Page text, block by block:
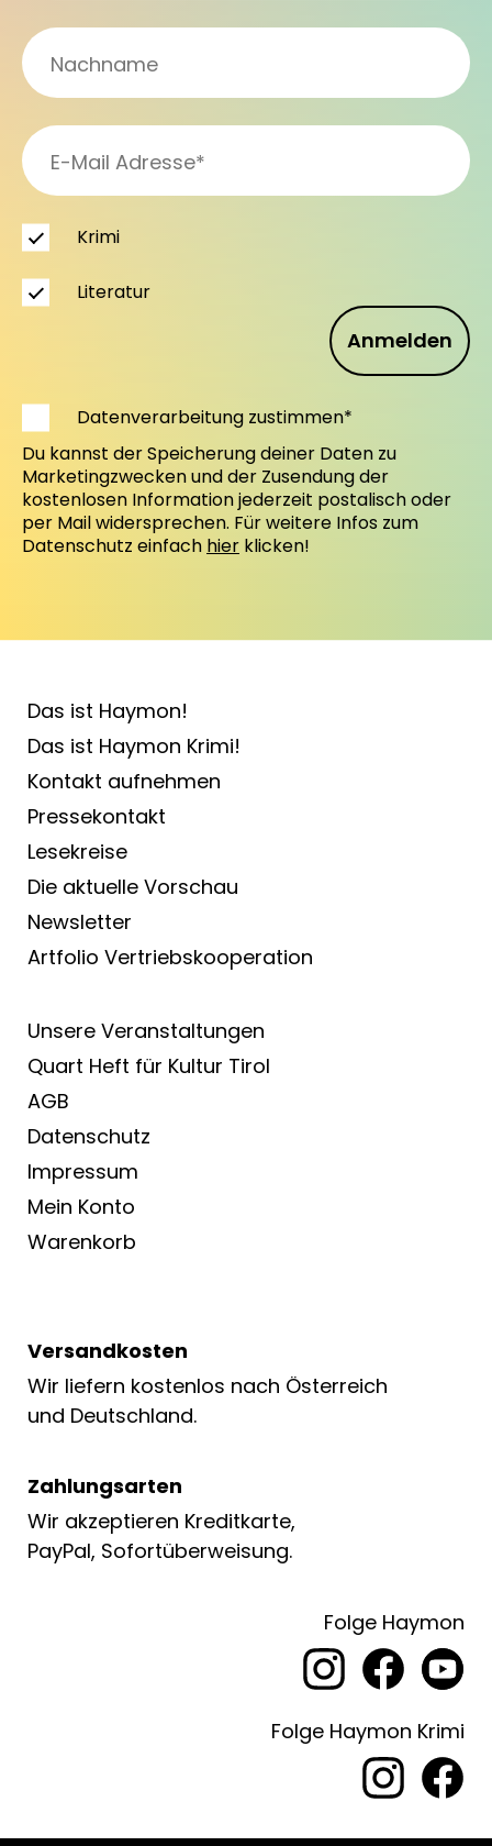
Anmelden
Krimi
Literatur
Datenverarbeitung zustimmen*
Du kannst der Speicherung deiner Daten zu
Marketingzwecken und der Zusendung der
kostenlosen Information jederzeit postalisch oder
per Mail widersprechen. Für weitere Infos zum
Datenschutz einfach hier klicken!
Das ist Haymon!
Das ist Haymon Krimi!
Kontakt aufnehmen
Pressekontakt
Lesekreise
Die aktuelle Vorschau
Newsletter
Artfolio Vertriebs­kooperation
Unsere Veranstaltungen
Quart Heft für Kultur Tirol
AGB
Datenschutz
Impressum
Mein Konto
Warenkorb
Versandkosten
Wir liefern kostenlos nach Österreich
und Deutschland.
Zahlungsarten
Wir akzeptieren Kreditkarte,
PayPal, Sofortüberweisung.
Folge Haymon
Folge Haymon Krimi